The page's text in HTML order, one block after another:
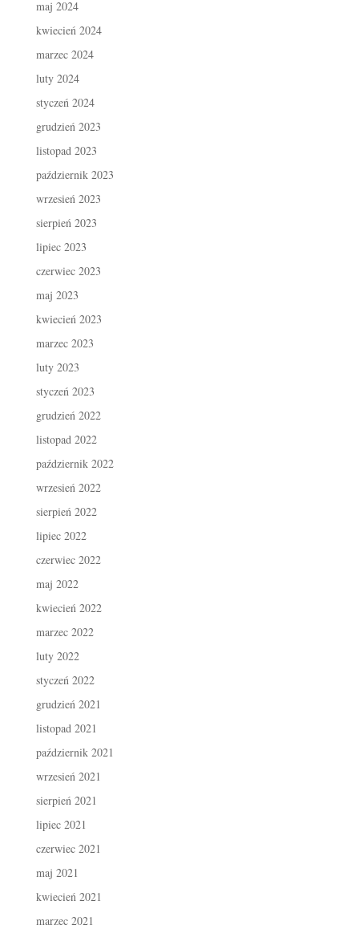
maj 2024
kwiecień 2024
marzec 2024
luty 2024
styczeń 2024
grudzień 2023
listopad 2023
październik 2023
wrzesień 2023
sierpień 2023
lipiec 2023
czerwiec 2023
maj 2023
kwiecień 2023
marzec 2023
luty 2023
styczeń 2023
grudzień 2022
listopad 2022
październik 2022
wrzesień 2022
sierpień 2022
lipiec 2022
czerwiec 2022
maj 2022
kwiecień 2022
marzec 2022
luty 2022
styczeń 2022
grudzień 2021
listopad 2021
październik 2021
wrzesień 2021
sierpień 2021
lipiec 2021
czerwiec 2021
maj 2021
kwiecień 2021
marzec 2021